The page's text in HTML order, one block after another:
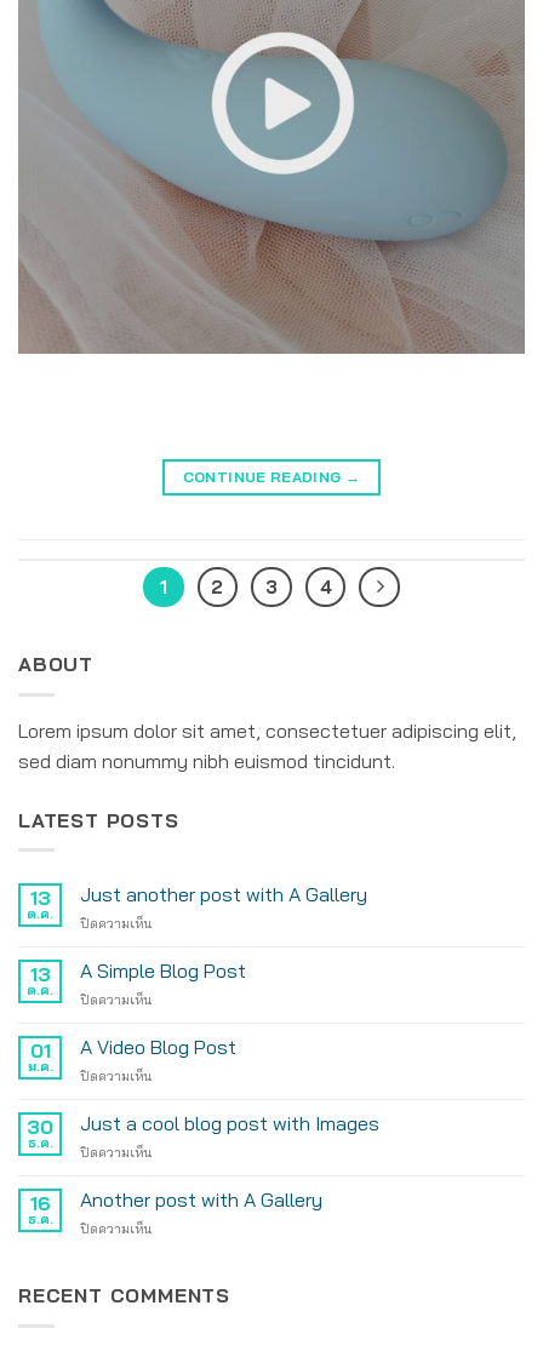
CONTINUE READING →
1 2 3 4
ABOUT
Lorem ipsum dolor sit amet, consectetuer adipiscing elit,
sed diam nonummy nibh euismod tincidunt.
LATEST POSTS
13
ต.ค.
Just another post with A Gallery
ปิดความเห็น
another
Gallery
13
ต.ค.
A Simple Blog Post
ปิดความเห็น
Simple
Blog
01
ม.ค.
A Video Blog Post
ปิดความเห็น
Video
30
ธ.ค.
Just a cool blog post with Images
ปิดความเห็น
cool
Images
16
ธ.ค.
Another post with A Gallery
ปิดความเห็น
with
RECENT COMMENTS